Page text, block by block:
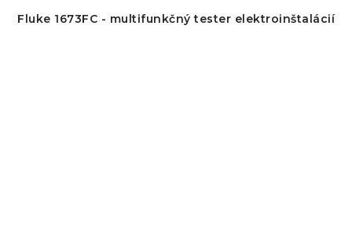
Fluke 1673FC - multifunkčný tester elektroinštalácií